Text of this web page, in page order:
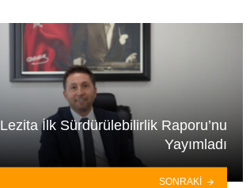
Lezita İlk Sürdürülebilirlik Raporu’nu
Yayımladı
SONRAKI